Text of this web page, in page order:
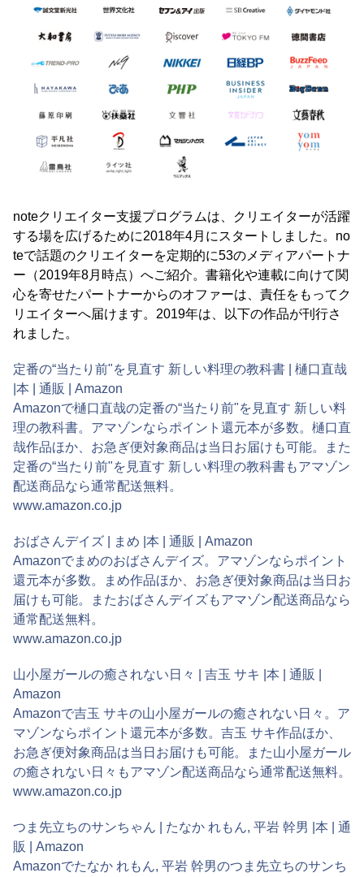
noteクリエイター支援プログラムは、クリエイターが活躍
する場を広げるために2018年4月にスタートしました。no
teで話題のクリエイターを定期的に53のメディアパートナ
ー（2019年8月時点）へご紹介。書籍化や連載に向けて関
心を寄せたパートナーからのオファーは、責任をもってク
リエイターへ届けます。2019年は、以下の作品が刊行さ
れました。
定番の“当たり前"を見直す 新しい料理の教科書 | 樋口直哉
|本 | 通販 | Amazon
Amazonで樋口直哉の定番の“当たり前"を見直す 新しい料
理の教科書。アマゾンならポイント還元本が多数。樋口直
哉作品ほか、お急ぎ便対象商品は当日お届けも可能。また
定番の“当たり前"を見直す 新しい料理の教科書もアマゾン
配送商品なら通常配送無料。
www.amazon.co.jp
おばさんデイズ | まめ |本 | 通販 | Amazon
Amazonでまめのおばさんデイズ。アマゾンならポイント
還元本が多数。まめ作品ほか、お急ぎ便対象商品は当日お
届けも可能。またおばさんデイズもアマゾン配送商品なら
通常配送無料。
www.amazon.co.jp
山小屋ガールの癒されない日々 | 吉玉 サキ |本 | 通販 |
Amazon
Amazonで吉玉 サキの山小屋ガールの癒されない日々。ア
マゾンならポイント還元本が多数。吉玉 サキ作品ほか、
お急ぎ便対象商品は当日お届けも可能。また山小屋ガール
の癒されない日々もアマゾン配送商品なら通常配送無料。
www.amazon.co.jp
つま先立ちのサンちゃん | たなか れもん, 平岩 幹男 |本 | 通
販 | Amazon
Amazonでたなか れもん, 平岩 幹男のつま先立ちのサンち